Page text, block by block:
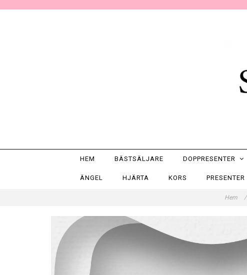
HEM BÄSTSÄLJARE DOPPRESENTER
ÄNGEL HJÄRTA KORS PRESENTER
Hem /